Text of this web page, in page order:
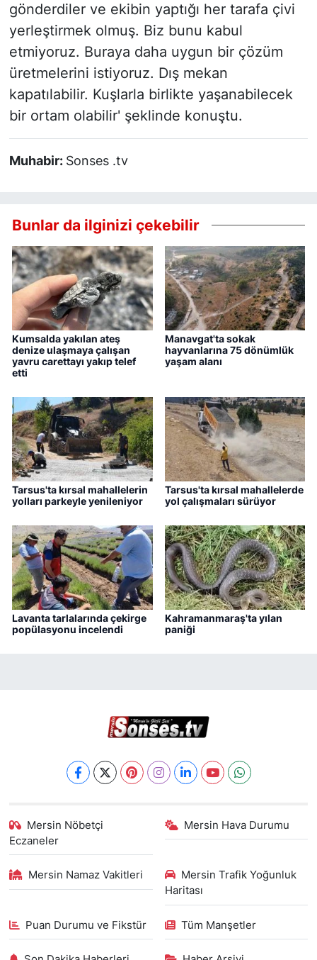
gönderdiler ve ekibin yaptığı her tarafa çivi
yerleştirmek olmuş. Biz bunu kabul
etmiyoruz. Buraya daha uygun bir çözüm
üretmelerini istiyoruz. Dış mekan
kapatılabilir. Kuşlarla birlikte yaşanabilecek
bir ortam olabilir' şeklinde konuştu.
Muhabir: Sonses .tv
Bunlar da ilginizi çekebilir
Kumsalda yakılan ateş
denize ulaşmaya çalışan
yavru carettayı yakıp telef
etti
Manavgat'ta sokak
hayvanlarına 75 dönümlük
yaşam alanı
Tarsus'ta kırsal mahallelerin
yolları parkeyle yenileniyor
Tarsus'ta kırsal mahallelerde
yol çalışmaları sürüyor
Lavanta tarlalarında çekirge
popülasyonu incelendi
Kahramanmaraş'ta yılan
paniği
Mersin Nöbetçi
Eczaneler
Mersin Hava Durumu
Mersin Namaz Vakitleri
Mersin Trafik Yoğunluk
Haritası
Puan Durumu ve Fikstür Tüm Manşetler